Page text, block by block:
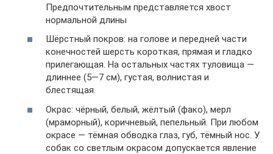
Предпочтительным представляется хвост
нормальной длины
Шёрстный покров: на голове и передней части
конечностей шерсть короткая, прямая и гладко
прилегающая. На остальных частях туловища —
длиннее (5—7 см), густая, волнистая и
блестящая.
Окрас: чёрный, белый, жёлтый (фако), мерл
(мраморный), коричневый, пепельный. При любом
окрасе — тёмная обводка глаз, губ, тёмный нос. У
собак со светлым окрасом допускается явление